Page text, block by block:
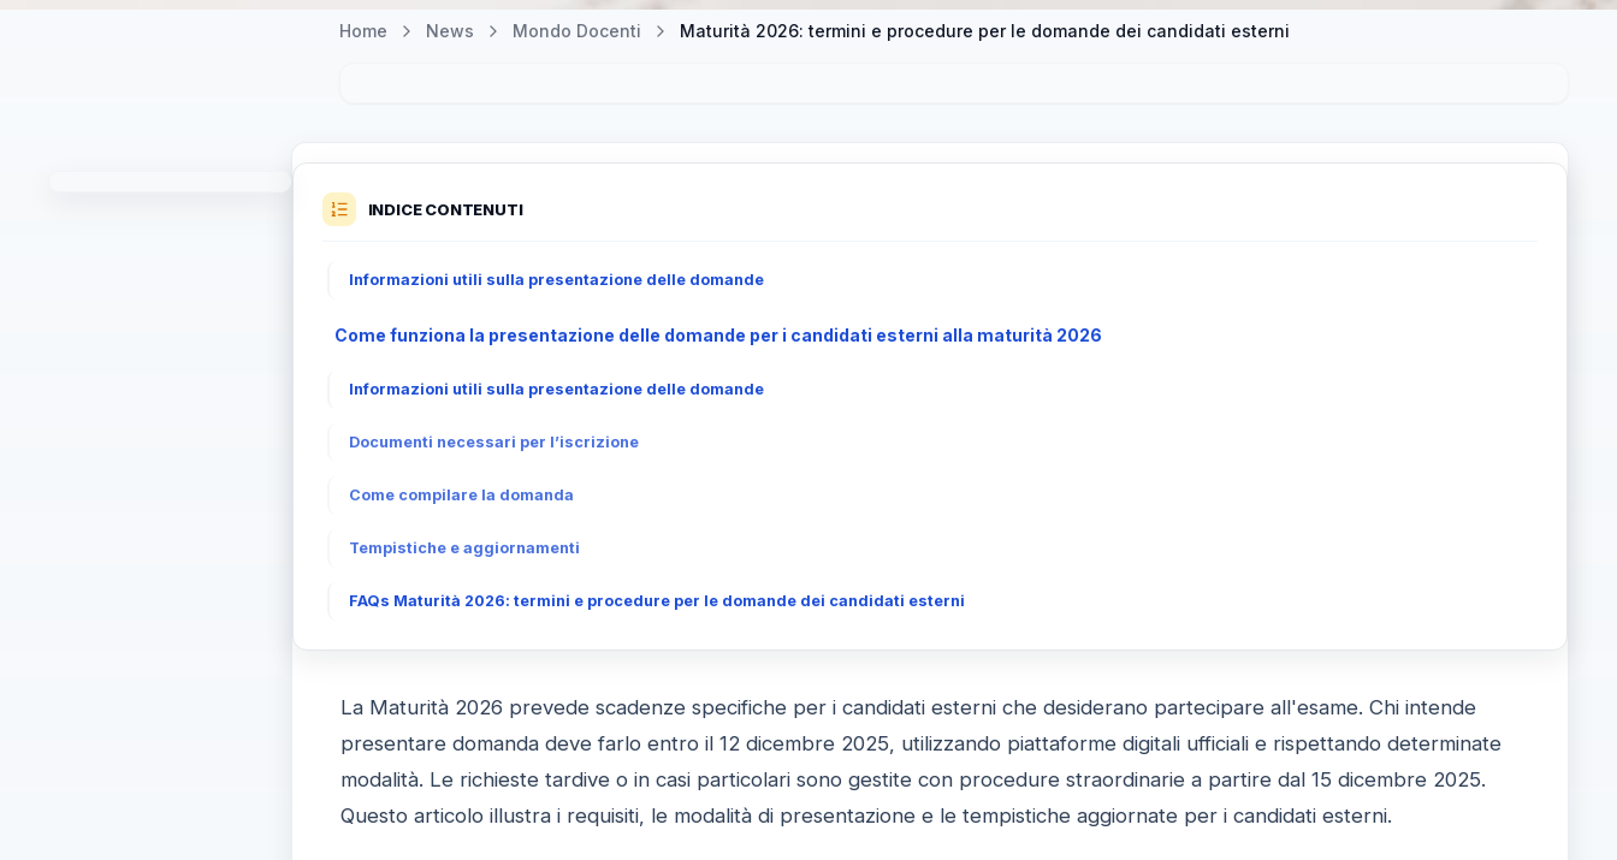
Home News Mondo Docenti Maturità 2026: termini e procedure per le domande dei candidati esterni
INDICE CONTENUTI
Informazioni utili sulla presentazione delle domande
Come funziona la presentazione delle domande per i candidati esterni alla maturità 2026
Informazioni utili sulla presentazione delle domande
Documenti necessari per l’iscrizione
Come compilare la domanda
Tempistiche e aggiornamenti
FAQs Maturità 2026: termini e procedure per le domande dei candidati esterni
La Maturità 2026 prevede scadenze specifiche per i candidati esterni che desiderano partecipare all'esame. Chi intende
presentare domanda deve farlo entro il 12 dicembre 2025, utilizzando piattaforme digitali ufficiali e rispettando determinate
modalità. Le richieste tardive o in casi particolari sono gestite con procedure straordinarie a partire dal 15 dicembre 2025.
Questo articolo illustra i requisiti, le modalità di presentazione e le tempistiche aggiornate per i candidati esterni.